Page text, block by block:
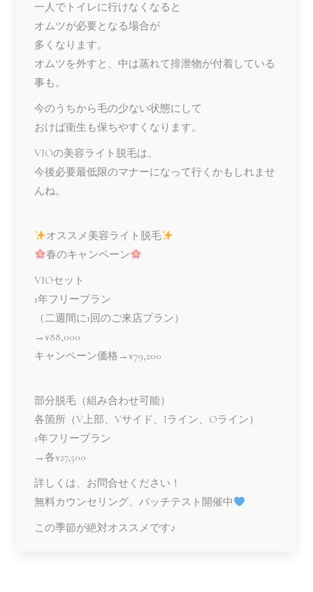
一人でトイレに行けなくなると
オムツが必要となる場合が
多くなります。
オムツを外すと、中は蒸れて排泄物が付着している
事も。
今のうちから毛の少ない状態にして
おけば衛生も保ちやすくなります。
VIOの美容ライト脱毛は、
今後必要最低限のマナーになって行くかもしれませ
んね。
オススメ美容ライト脱毛
春のキャンペーン
VIOセット
1年フリープラン
（二週間に1回のご来店プラン）
→¥88,000
キャンペーン価格→¥79,200
部分脱毛（組み合わせ可能）
各箇所（V上部、Vサイド、Iライン、Oライン）
1年フリープラン
→各¥27,500
詳しくは、お問合せください！
無料カウンセリング、パッチテスト開催中
この季節が絶対オススメです♪